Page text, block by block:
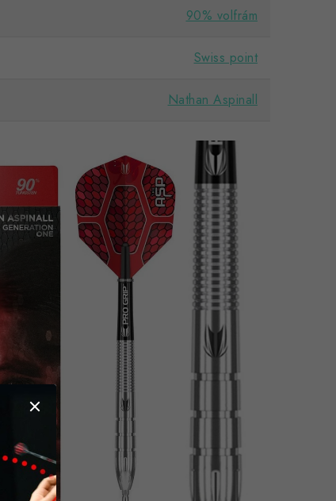
90% volfrám
Swiss point
Nathan Aspinall